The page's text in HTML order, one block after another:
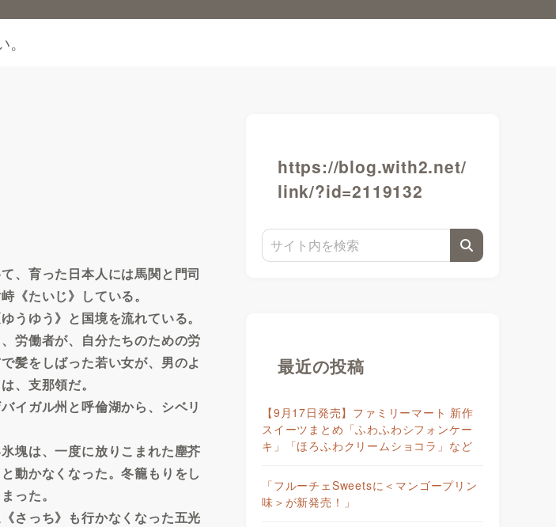
、育った日本人には馬関と門司
《たいじ》している。
うゆう》と国境を流れている。
労働者が、自分たちのための労
髪をしばった若い女が、男のよ
、支那領だ。
イガル州と呼倫湖から、シベリ
塊は、一度に放りこまれた塵芥
動かなくなった。冬籠もりをし
った。
さっち》も行かなくなった五光
https://blog.with2.net/
link/?id=2119132
最近の投稿
【9月17日発売】ファミリーマート 新作
スイーツまとめ「ふわふわシフォンケー
キ」「ほろふわクリームショコラ」など
「フルーチェSweetsに＜マンゴープリン
味＞が新発売！」